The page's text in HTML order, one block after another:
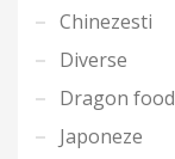
Chinezesti
Diverse
Dragon food
Japoneze